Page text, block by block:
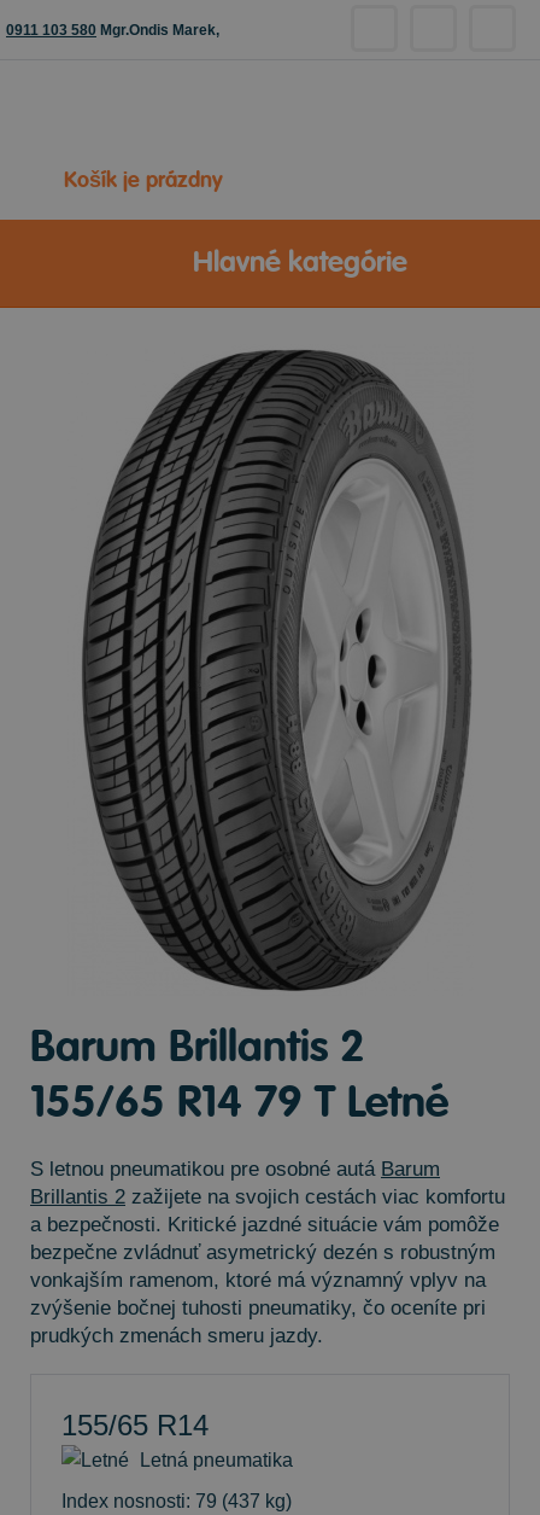
0911 103 580 Mgr.Ondis Marek,
Košík je prázdny
Hlavné kategórie
Barum Brillantis 2
155/65 R14 79 T Letné
S letnou pneumatikou pre osobné autá Barum
Brillantis 2 zažijete na svojich cestách viac komfortu
a bezpečnosti. Kritické jazdné situácie vám pomôže
bezpečne zvládnuť asymetrický dezén s robustným
vonkajším ramenom, ktoré má významný vplyv na
zvýšenie bočnej tuhosti pneumatiky, čo oceníte pri
prudkých zmenách smeru jazdy.
155/65 R14
Letná pneumatika
Index nosnosti: 79 (437 kg)